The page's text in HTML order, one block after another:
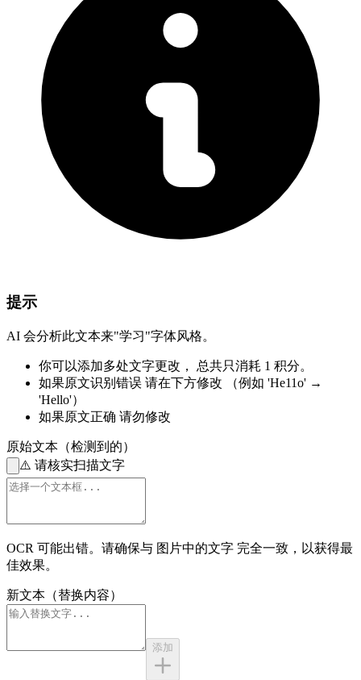
提示
AI 会分析此文本来"学习"字体风格。
你可以添加多处文字更改，
总共只消耗 1 积分。
如果原文识别错误 请在下方修改
（例如 'He11o' →
'Hello'）
如果原文正确 请勿修改
原始文本（检测到的）
⚠️ 请核实扫描文字
OCR 可能出错。请确保与 图片中的文字 完全一致，以获得最
佳效果。
新文本（替换内容）
添加